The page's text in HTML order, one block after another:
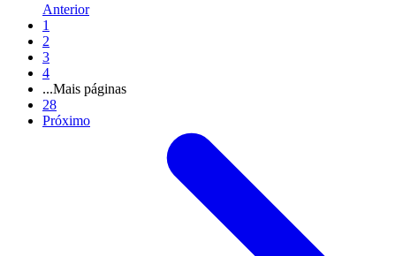
Anterior
1
2
3
4
...Mais páginas
28
Próximo